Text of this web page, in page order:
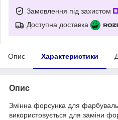
Замовлення під захистом
Доступна доставка
Опис Характеристики
Опис
Змінна форсунка для
використовується для заміни